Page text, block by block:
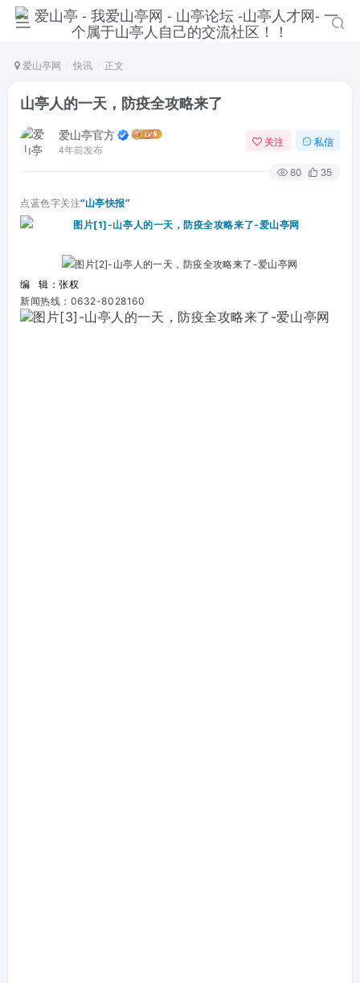
爱山亭网 快讯 正文
山亭人的一天，防疫全攻略来了
爱山亭官方
4年前发布
关注 私信
80 35
点蓝色字关注“山亭快报”
编 辑：张权
新闻热线：0632-8028160